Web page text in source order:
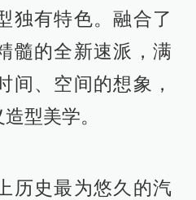
独有特色。融合了
髓的全新速派，满
间、空间的想象，
型美学。
历史最为悠久的汽